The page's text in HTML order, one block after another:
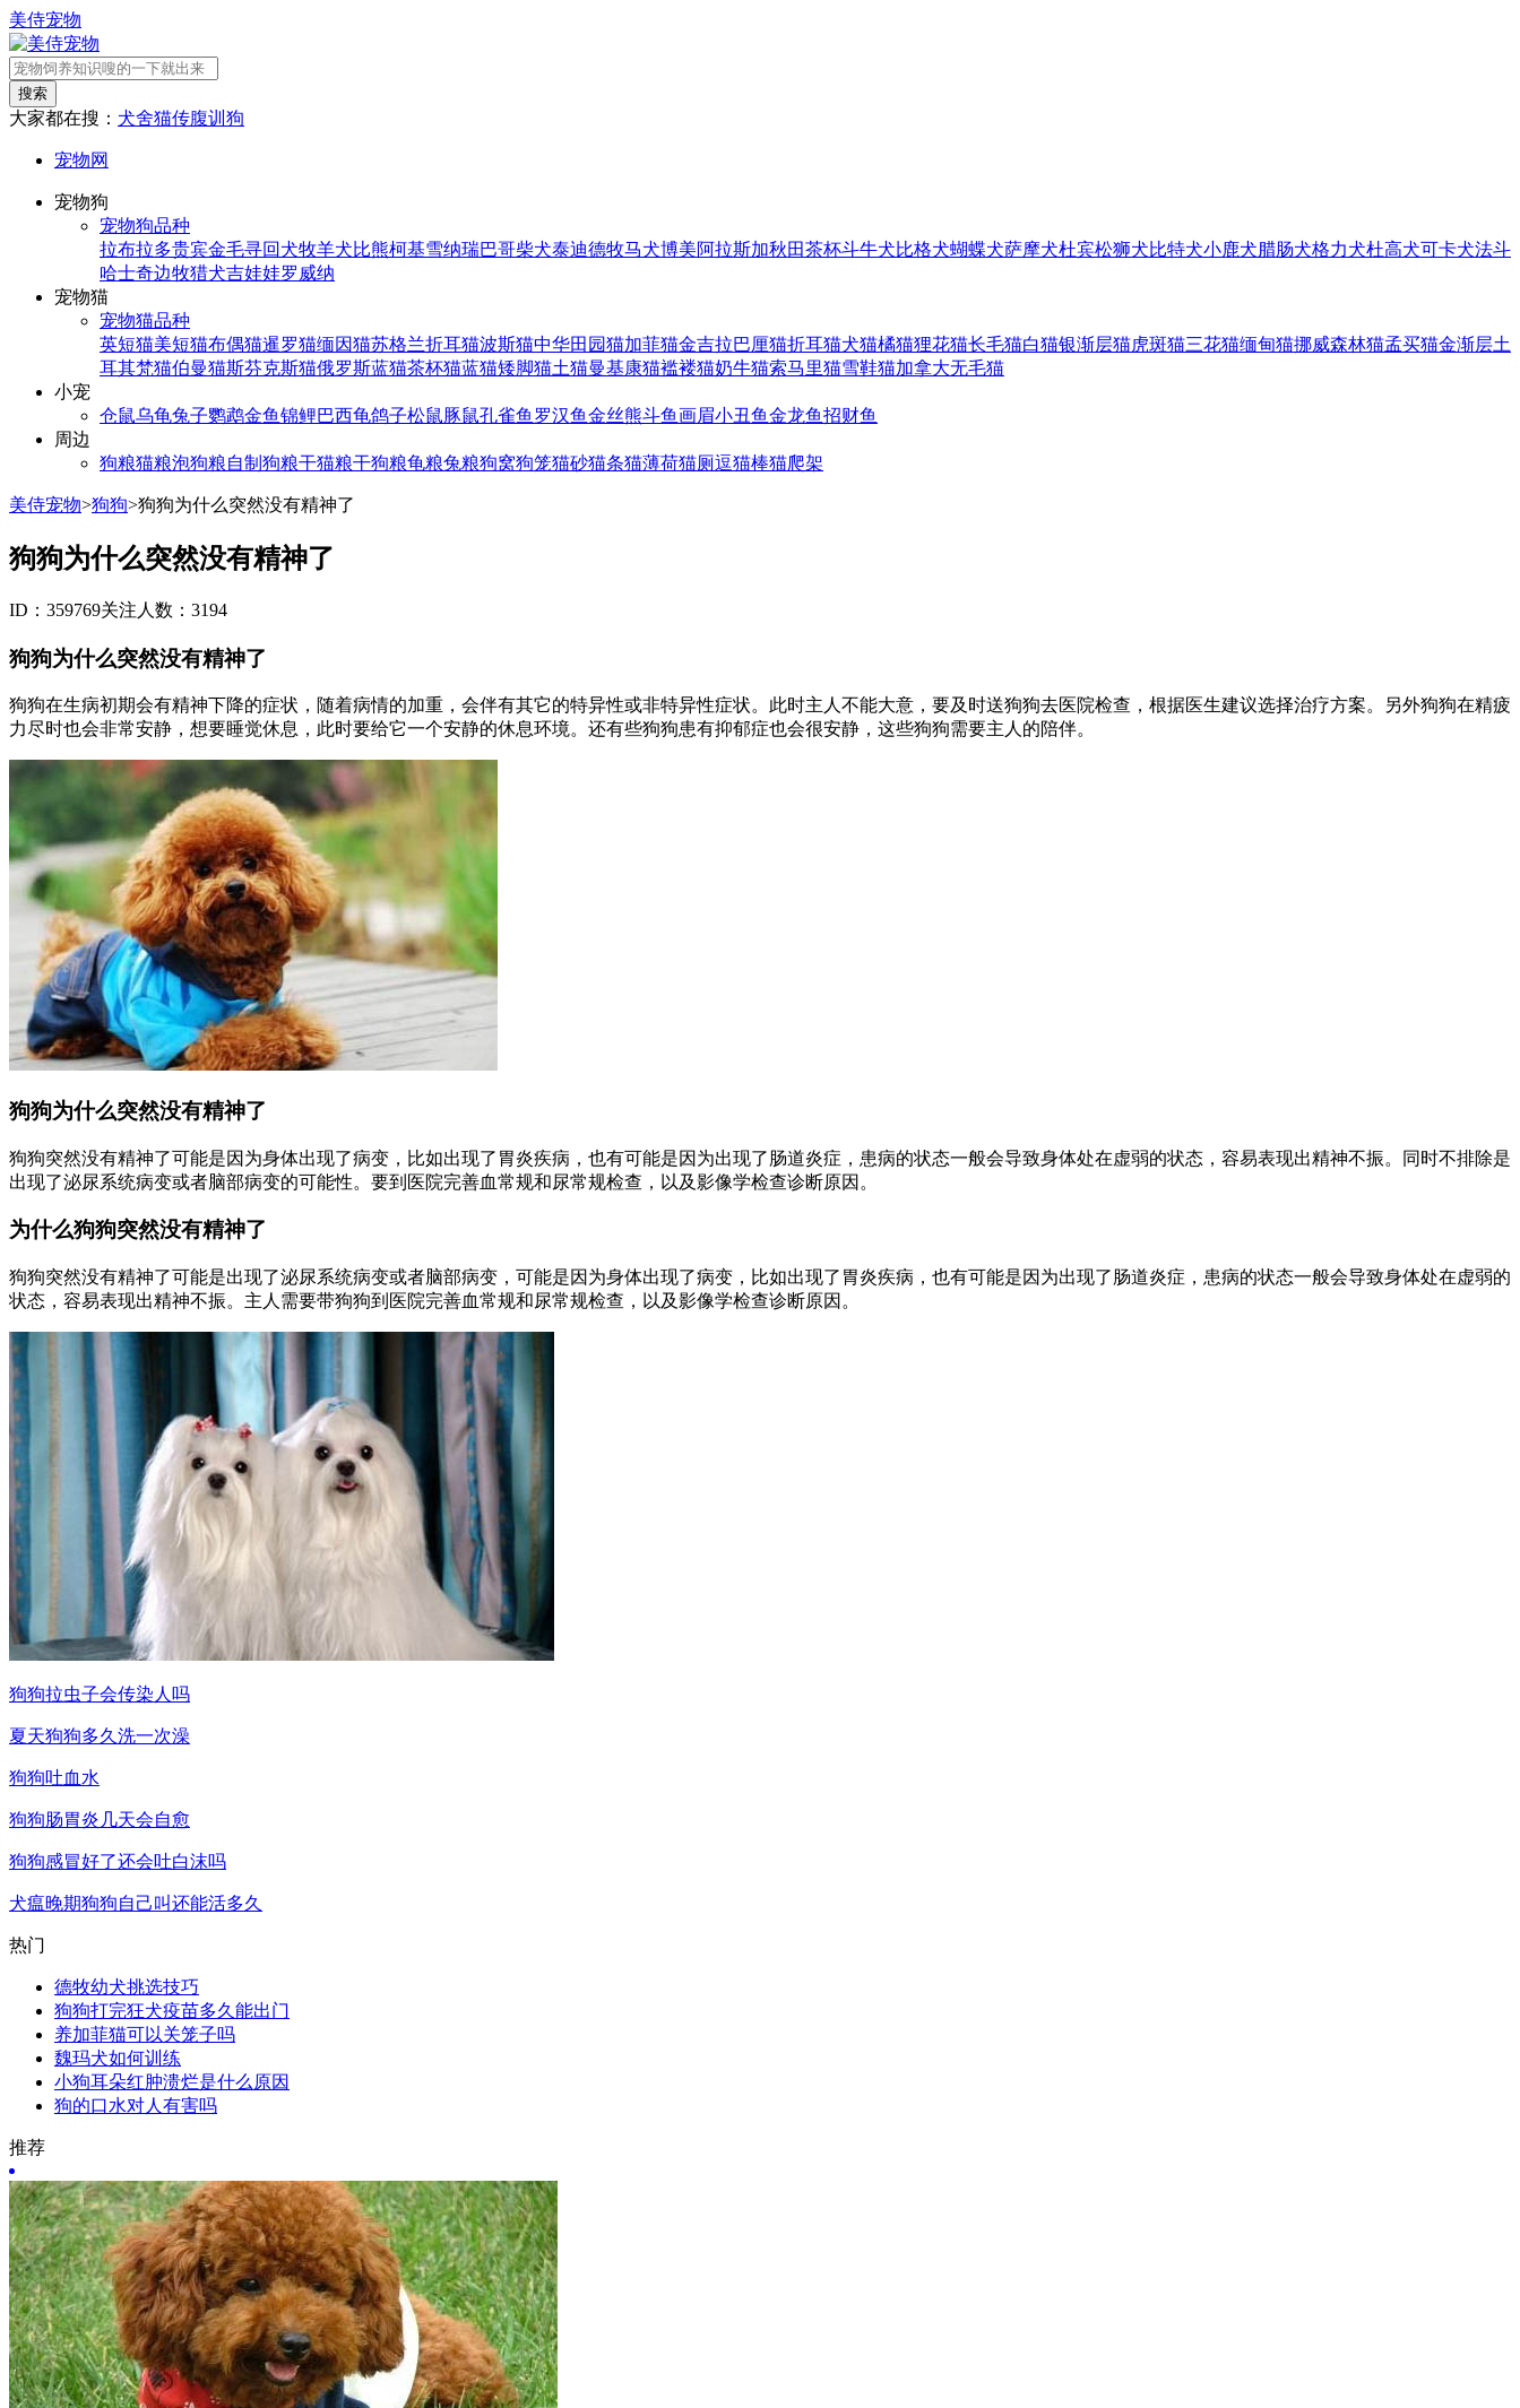
美侍宠物
搜索
大家都在搜： 犬舍猫传腹训狗
宠物网
宠物狗
宠物狗品种
拉布拉多贵宾金毛寻回犬牧羊犬比熊柯基雪纳瑞巴哥柴犬泰迪德牧马犬博美阿拉斯加秋田茶杯斗牛犬比格犬蝴蝶犬萨摩犬杜宾松狮犬比特犬小鹿犬腊肠犬格力犬杜高犬可卡犬法斗
哈士奇边牧猎犬吉娃娃罗威纳
宠物猫
宠物猫品种
英短猫美短猫布偶猫暹罗猫缅因猫苏格兰折耳猫波斯猫中华田园猫加菲猫金吉拉巴厘猫折耳猫犬猫橘猫狸花猫长毛猫白猫银渐层猫虎斑猫三花猫缅甸猫挪威森林猫孟买猫金渐层土
耳其梵猫伯曼猫斯芬克斯猫俄罗斯蓝猫茶杯猫蓝猫矮脚猫土猫曼基康猫褴褛猫奶牛猫索马里猫雪鞋猫加拿大无毛猫
小宠
仓鼠乌龟兔子鹦鹉金鱼锦鲤巴西龟鸽子松鼠豚鼠孔雀鱼 罗汉鱼金丝熊斗鱼画眉小丑鱼金龙鱼招财鱼
周边
狗粮猫粮泡狗粮自制狗粮干猫粮干狗粮龟粮兔粮狗窝狗笼猫砂猫条猫薄荷猫厕逗猫棒猫爬架
美侍宠物>狗狗>狗狗为什么突然没有精神了
狗狗为什么突然没有精神了
ID：359769关注人数：3194
狗狗为什么突然没有精神了
狗狗在生病初期会有精神下降的症状，随着病情的加重，会伴有其它的特异性或非特异性症状。此时主人不能大意，要及时送狗狗去医院检查，根据医生建议选择治疗方案。另外狗狗在精疲
力尽时也会非常安静，想要睡觉休息，此时要给它一个安静的休息环境。还有些狗狗患有抑郁症也会很安静，这些狗狗需要主人的陪伴。
狗狗为什么突然没有精神了
狗狗突然没有精神了可能是因为身体出现了病变，比如出现了胃炎疾病，也有可能是因为出现了肠道炎症，患病的状态一般会导致身体处在虚弱的状态，容易表现出精神不振。同时不排除是
出现了泌尿系统病变或者脑部病变的可能性。要到医院完善血常规和尿常规检查，以及影像学检查诊断原因。
为什么狗狗突然没有精神了
狗狗突然没有精神了可能是出现了泌尿系统病变或者脑部病变，可能是因为身体出现了病变，比如出现了胃炎疾病，也有可能是因为出现了肠道炎症，患病的状态一般会导致身体处在虚弱的
状态，容易表现出精神不振。主人需要带狗狗到医院完善血常规和尿常规检查，以及影像学检查诊断原因。
狗狗拉虫子会传染人吗
夏天狗狗多久洗一次澡
狗狗吐血水
狗狗肠胃炎几天会自愈
狗狗感冒好了还会吐白沫吗
犬瘟晚期狗狗自己叫还能活多久
热门
德牧幼犬挑选技巧
狗狗打完狂犬疫苗多久能出门
养加菲猫可以关笼子吗
魏玛犬如何训练
小狗耳朵红肿溃烂是什么原因
狗的口水对人有害吗
推荐